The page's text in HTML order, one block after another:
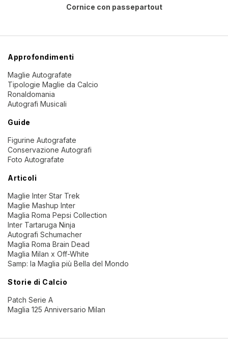
Cornice con passepartout
Approfondimenti
Maglie Autografate
Tipologie Maglie da Calcio
Ronaldomania
Autografi Musicali
Guide
Figurine Autografate
Conservazione Autografi
Foto Autografate
Articoli
Maglie Inter Star Trek
Maglie Mashup Inter
Maglia Roma Pepsi Collection
Inter Tartaruga Ninja
Autografi Schumacher
Maglia Roma Brain Dead
Maglia Milan x Off-White
Samp: la Maglia più Bella del Mondo
Storie di Calcio
Patch Serie A
Maglia 125 Anniversario Milan